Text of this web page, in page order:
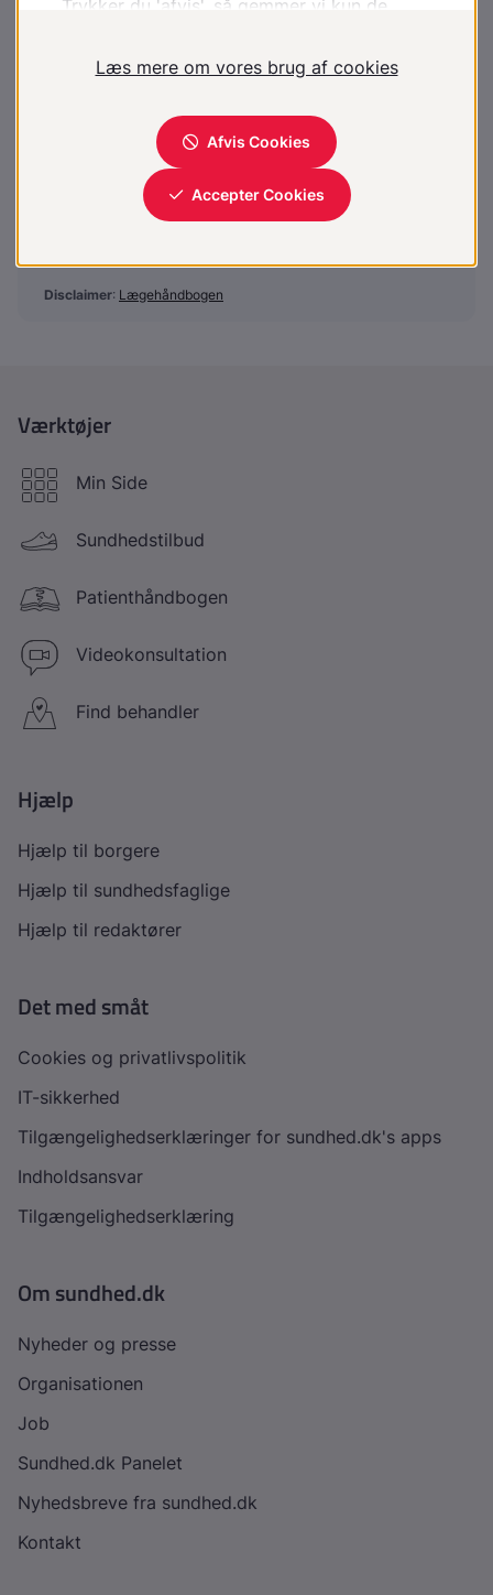
Indhold leveret af
laegehaandbogen@dadl.dk
Lægehåndbogen
Disclaimer: Lægehåndbogen